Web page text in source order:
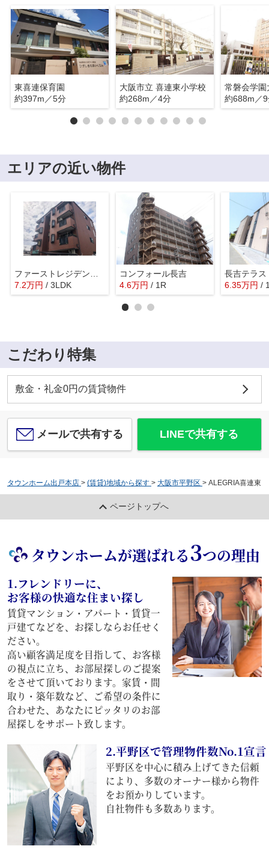
東喜連保育園
約397m／5分
大阪市立 喜連東小学校
約268m／4分
常磐会学園
約688m／
エリアの近い物件
7.2万円 / 3LDK
コンフォール長吉
4.6万円 / 1R
長吉テラス
6.35万円 /
こだわり特集
敷金・礼金0円の賃貸物件
メールで共有する LINEで共有する
タウンホーム出戸本店 > (賃貸)地域から探す > 大阪市平野区 > ALEGRIA喜連東
ページトップへ
タウンホームが選ばれる3つの理由
1.フレンドリーに、
お客様の快適な住まい探し
賃貸マンション・アパート・賃貸一
戸建てなどを、お探しならお任せく
ださい。
高い顧客満足度を目指して、お客様
の視点に立ち、お部屋探しのご提案
をさせて頂いております。家賃・間
取り・築年数など、ご希望の条件に
合わせた、あなたにピッタリのお部
屋探しをサポート致します。
2.平野区で管理物件数No.1宣言
平野区を中心に積み上げてきた信頼
により、多数のオーナー様から物件
をお預かりしています。
自社物件も多数あります。